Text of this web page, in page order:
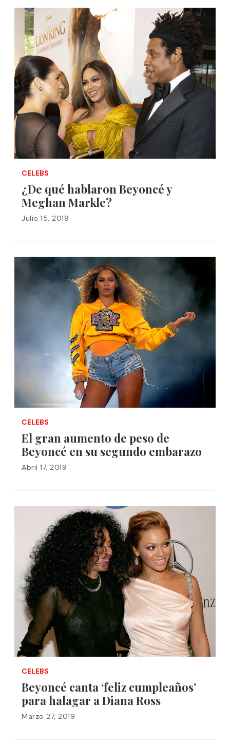
CELEBS
¿De qué hablaron Beyoncé y
Meghan Markle?
Julio 15, 2019
CELEBS
El gran aumento de peso de
Beyoncé en su segundo embarazo
Abril 17, 2019
CELEBS
Beyoncé canta ‘feliz cumpleaños’
para halagar a Diana Ross
Marzo 27, 2019